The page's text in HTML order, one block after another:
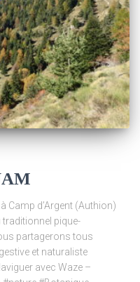
Camp d’Argent (Authion)
pique-
partagerons tous
et naturaliste
avec Waze –